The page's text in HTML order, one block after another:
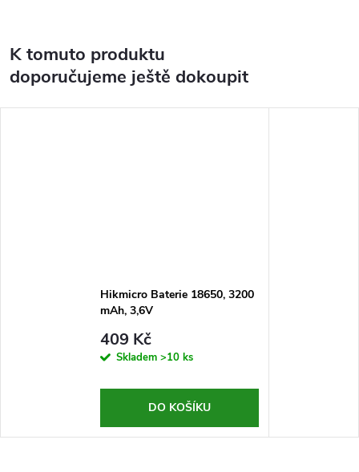
K tomuto produktu
doporučujeme ještě dokoupit
Hikmicro Baterie 18650, 3200
mAh, 3,6V
409 Kč
Skladem >10 ks
DO KOŠÍKU